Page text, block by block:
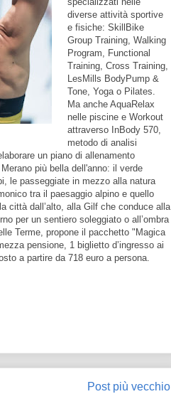
diverse attività sportive
e fisiche: SkillBike
Group Training, Walking
Program, Functional
Training, Cross Training,
LesMills BodyPump &
Tone, Yoga o Pilates.
Ma anche AquaRelax
nelle piscine e Workout
attraverso InBody 570,
metodo di analisi
un piano di allenamento
più bella dell'anno: il verde
le passeggiate in mezzo alla natura
tra il paesaggio alpino e quello
città dall’alto, alla Gilf che conduce alla
per un sentiero soleggiato o all’ombra
Terme, propone il pacchetto "Magica
pensione, 1 biglietto d’ingresso ai
a partire da 718 euro a persona.
Post più vecchio